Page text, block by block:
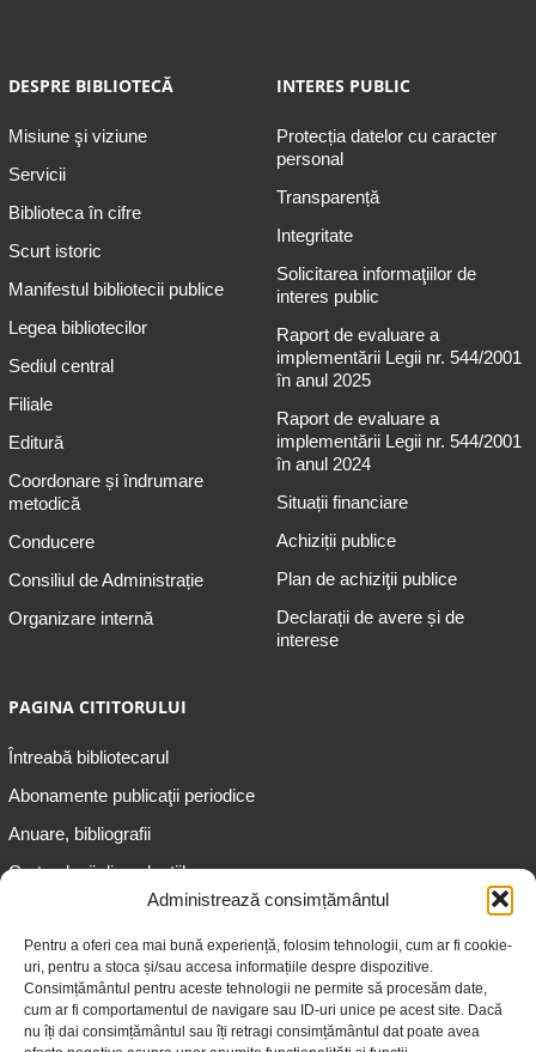
Administrează consimțământul
Pentru a oferi cea mai bună experiență, folosim tehnologii, cum ar fi cookie-
uri, pentru a stoca și/sau accesa informațiile despre dispozitive.
Consimțământul pentru aceste tehnologii ne permite să procesăm date,
cum ar fi comportamentul de navigare sau ID-uri unice pe acest site. Dacă
nu îți dai consimțământul sau îți retragi consimțământul dat poate avea
DESPRE BIBLIOTECĂ
Misiune şi viziune
Servicii
Biblioteca în cifre
Scurt istoric
Manifestul bibliotecii publice
Legea bibliotecilor
Sediul central
Filiale
Editură
Coordonare și îndrumare
metodică
Conducere
Consiliul de Administrație
Organizare internă
INTERES PUBLIC
Protecția datelor cu caracter
personal
Transparență
Integritate
Solicitarea informaţiilor de
interes public
Raport de evaluare a
implementării Legii nr. 544/2001
în anul 2025
Raport de evaluare a
implementării Legii nr. 544/2001
în anul 2024
Situații financiare
Achiziții publice
Plan de achiziţii publice
Declarații de avere și de
interese
PAGINA CITITORULUI
Întreabă bibliotecarul
Abonamente publicaţii periodice
Anuare, bibliografii
Cartea lunii din colecțiile
Informații pentru adolescenți
Informații pentru adulți
Informații pentru seniori